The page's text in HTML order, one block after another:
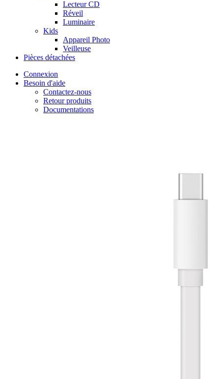
Lecteur CD
Réveil
Luminaire
Kids
Appareil Photo
Veilleuse
Pièces détachées
Connexion
Besoin d'aide
Contactez-nous
Retour produits
Documentations